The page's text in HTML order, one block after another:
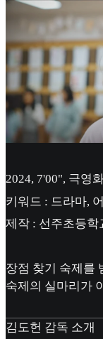
2024, 7'00", 극영
키워드 : 드라마,
제작 : 선주초등학
장점 찾기 숙제를
숙제의 실마리가
김도헌 감독 소개